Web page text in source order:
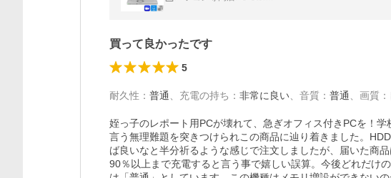
買って良かったです
5
耐久性 ： 普通 充電の持ち ： 非常に良い 音質 ： 普通 画質 ：
姪っ子のレポート用PCが壊れて、急ぎオフィス付きPCを！
言う無理難題を突きつけられこの商品に辿り着きました。
ば良いなと半分祈るような感じで注文しましたが、届いた商
90％以上まで充電すると言う事で嬉しい誤算。今後どれだけ